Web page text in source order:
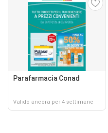
Parafarmacia Conad
Valido ancora per 4 settimane